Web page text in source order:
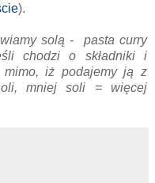
).
solą - pasta curry
chodzi o składniki i
mimo, iż podajemy ją z
mniej soli = więcej